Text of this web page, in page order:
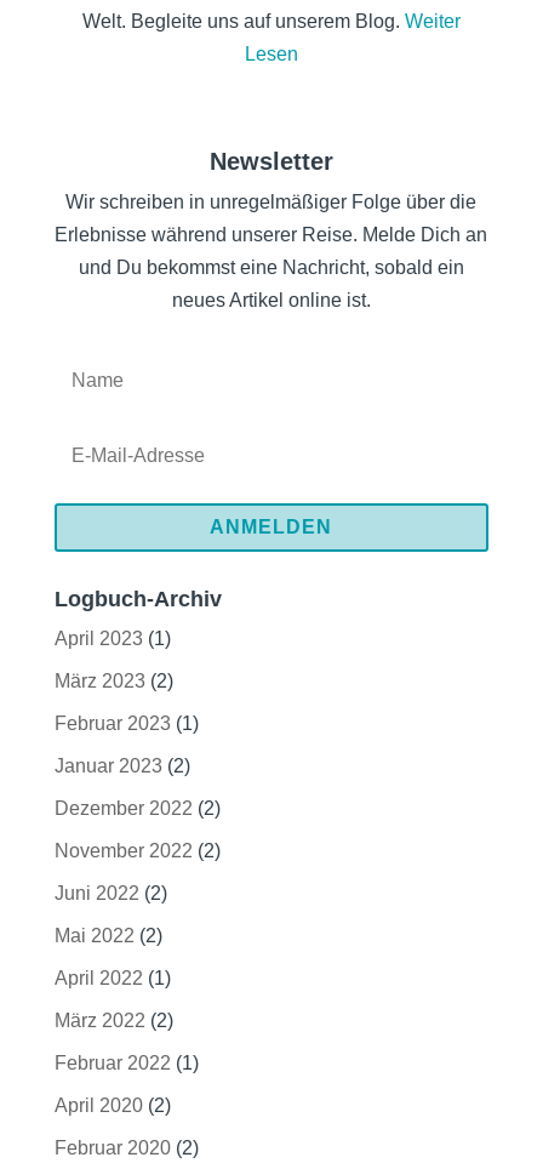
Welt. Begleite uns auf unserem Blog. Weiter
Lesen
Newsletter
Wir schreiben in unregelmäßiger Folge über die
Erlebnisse während unserer Reise. Melde Dich an
und Du bekommst eine Nachricht, sobald ein
neues Artikel online ist.
ANMELDEN
Logbuch-Archiv
April 2023(1)
März 2023(2)
Februar 2023(1)
Januar 2023(2)
Dezember 2022 (2)
November 2022 (2)
Juni 2022 (2)
Mai 2022 (2)
April 2022 (1)
März 2022 (2)
Februar 2022 (1)
April 2020(2)
Februar 2020(2)